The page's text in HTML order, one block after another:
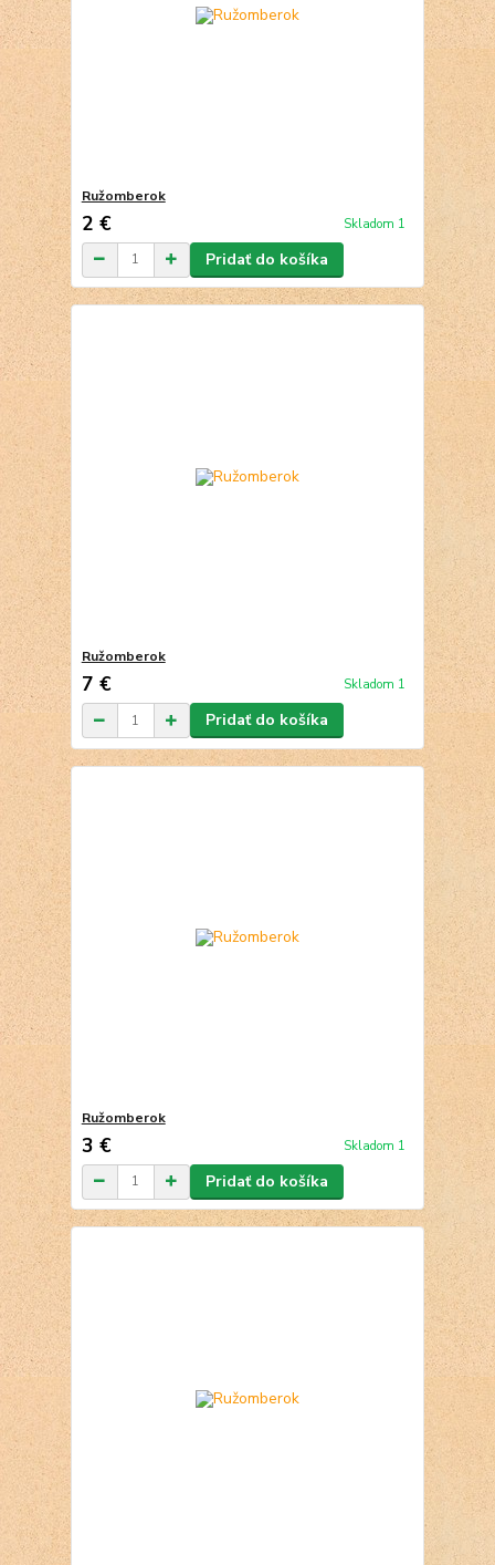
Ružomberok
2 € Skladom 1
Pridať do košíka
Ružomberok
7 € Skladom 1
Pridať do košíka
Ružomberok
3 € Skladom 1
Pridať do košíka